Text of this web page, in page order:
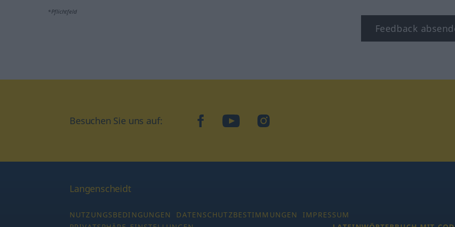
*Pflichtfeld
Feedback
Besuchen Sie uns auf: facebookYouTubeInstagram
Langenscheidt
NUTZUNGSBEDINGUNGEN DATENSCHUTZBESTIMMUNGEN
IMPRESSUM